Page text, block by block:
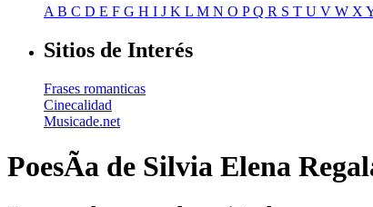
A B C D E F G H I J K L M N O PQ R S T U V W X
Sitios de Interés
Frases romanticas
Cinecalidad
Musicade.net
PoesÃ­a de Silvia Elena